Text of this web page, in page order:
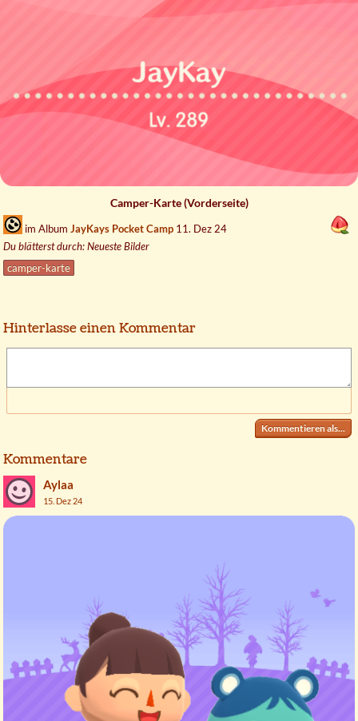
Camper-Karte (Vorderseite)
im Album JayKays Pocket Camp 11. Dez 24
Du blätterst durch: Neueste Bilder
camper-karte
Hinterlasse einen Kommentar
Kommentieren als...
Kommentare
Aylaa
15. Dez 24